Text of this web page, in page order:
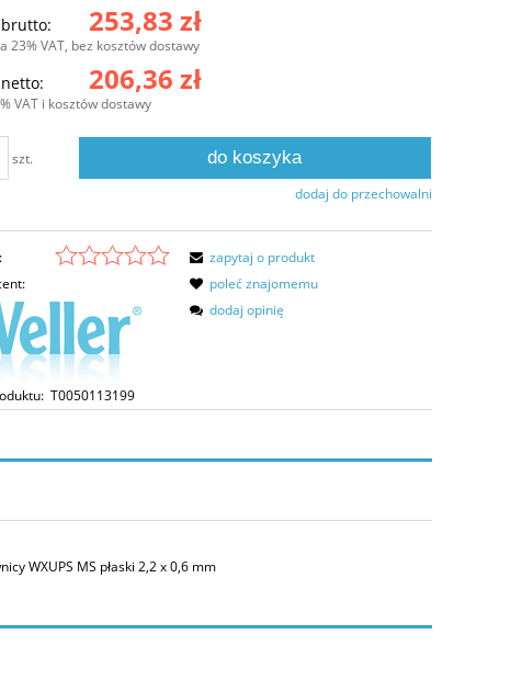
253,83 zł
23% VAT, bez kosztów dostawy
206,36 zł
VAT i kosztów dostawy
szt. do koszyka
dodaj do przechowalni
T0050113199
zapytaj o produkt
poleć znajomemu
dodaj opinię
WXUPS MS płaski 2,2 x 0,6 mm